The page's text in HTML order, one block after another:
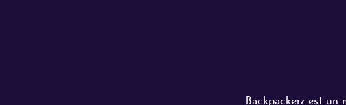
Backpackerz est